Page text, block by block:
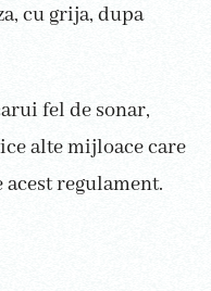
cu grija, dupa
fel de sonar,
alte mijloace care
regulament.